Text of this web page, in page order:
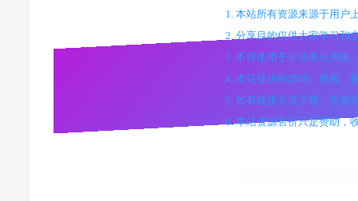
1. 本站所有资源来源于用户
2. 分享目的仅供大家学习和
3. 不得使用于非法商业用途
4. 本站提供的源码、模板、
5. 如有链接无法下载、失效
6. 本站资源售价只是赞助，